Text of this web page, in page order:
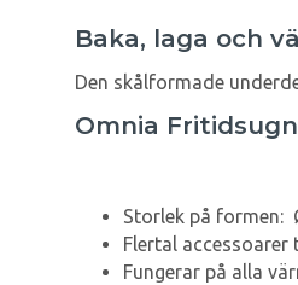
Baka, laga och
Den skålformade
Omnia Fritidsugn
Storlek på formen:
Flertal accessoarer
Fungerar på alla